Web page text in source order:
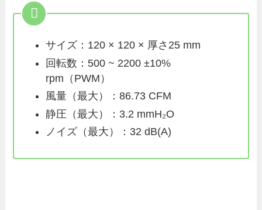
サイズ：120 × 120 × 厚さ25 mm
回転数：500 ~ 2200 ±10%
rpm（PWM）
風量（最大）：86.73 CFM
静圧（最大）：3.2 mmH₂O
ノイズ（最大）：32 dB(A)